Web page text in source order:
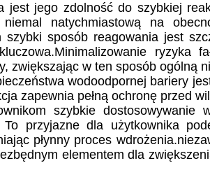
jest jego zdolność do szybkiej
natychmiastową na
szybki sposób reagowania jest
ryzyka
zwiększając w ten sposób ogólną
wodoodpornej bariery
zapewnia pełną ochronę przed
szybkie dostosowywanie
przyjazne dla użytkownika
płynny proces
elementem dla